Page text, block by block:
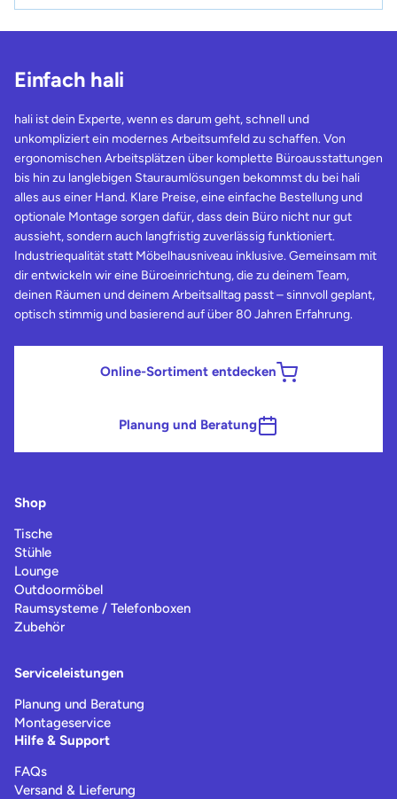
Einfach hali
hali ist dein Experte, wenn es darum geht, schnell und
unkompliziert ein modernes Arbeitsumfeld zu schaffen. Von
ergonomischen Arbeitsplätzen über komplette Büroausstattungen
bis hin zu langlebigen Stauraumlösungen bekommst du bei hali
alles aus einer Hand. Klare Preise, eine einfache Bestellung und
optionale Montage sorgen dafür, dass dein Büro nicht nur gut
aussieht, sondern auch langfristig zuverlässig funktioniert.
Industriequalität statt Möbelhausniveau inklusive. Gemeinsam mit
dir entwickeln wir eine Büroeinrichtung, die zu deinem Team,
deinen Räumen und deinem Arbeitsalltag passt – sinnvoll geplant,
optisch stimmig und basierend auf über 80 Jahren Erfahrung.
Online-Sortiment entdecken
Planung und Beratung
Shop
Tische
Stühle
Lounge
Outdoormöbel
Raumsysteme / Telefonboxen
Zubehör
Serviceleistungen
Planung und Beratung
Montageservice
Hilfe & Support
FAQs
Versand & Lieferung